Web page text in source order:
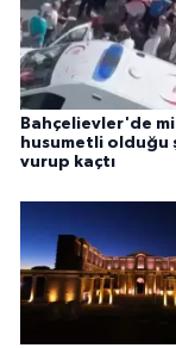
Bahçelievler'de
husumetli olduğu
vurup kaçtı